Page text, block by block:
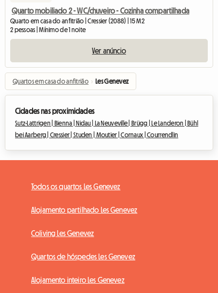
Quarto mobiliado 2 - WC/chuveiro - Cozinha compartilhada
Quarto em casa do anfitrião | Cressier (2088) | 15 M2
2 pessoas | Mínimo de 1 noite
Ver anúncio
Quartos em casa do anfitrião › Les Genevez
Cidades nas proximidades
Sutz-Lattrigen | Bienna | Nidau | La Neuveville | Brügg | Le Landeron |
Bühl
bei Aarberg | Cressier |Studen | Moutier |Cornaux |Courrendlin
Todos os quartos Les Genevez
Alojamento partilhado Les Genevez
Coliving Les Genevez
Quartos de hóspedes Les Genevez
Alojamento inteiro Les Genevez